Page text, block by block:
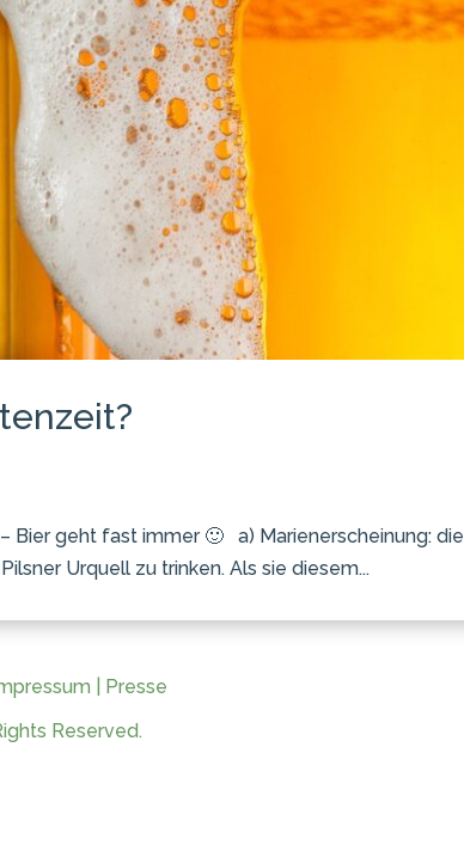
Bier geht fast immer 🙂 a) Marienerscheinung: die
Urquell zu trinken. Als sie diesem...
Presse
Reserved.